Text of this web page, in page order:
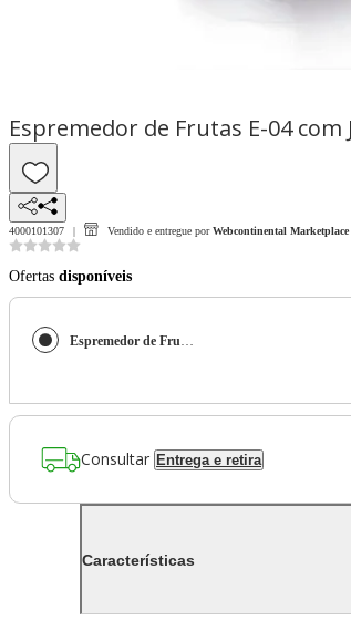
Espremedor de Frutas E-04
4000101307 Vendido e entregue por Webcontinental Marketplace
Ofertas disponíveis
Espremedor de Frutas E-04 com Jarra 0,75L Motor Reversível Preto Ultra 25W 220V
Consultar Entrega e retira
Características